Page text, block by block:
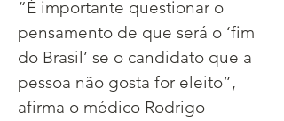
“É importante questionar o
pensamento de que será o ‘fim
do Brasil’ se o candidato que a
pessoa não gosta for eleito”,
afirma o médico Rodrigo